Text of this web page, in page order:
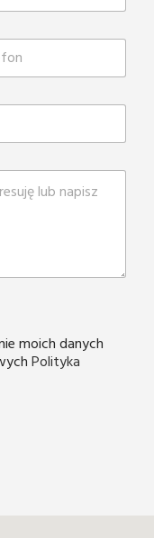
moich danych
Polityka